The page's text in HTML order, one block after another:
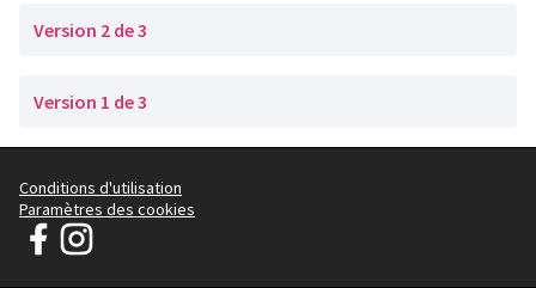
Version 2 de 3
Version 1 de 3
Conditions d'utilisation
Paramètres des cookies
Parlons Ensemble de Cachan sur Facebook
Parlons Ensemble de Cachan sur Instagram